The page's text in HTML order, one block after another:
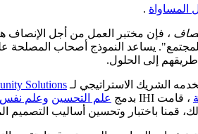
المساواة .
، فإن مختبر العمل من أجل
المجتمع". يساعد النموذج أصحاب
إلى الحلول.
Solutions
، قامت IHI بدمج علم التحسين وعلم نفس
قمنا باختبار وتحسين أساليب التصميم